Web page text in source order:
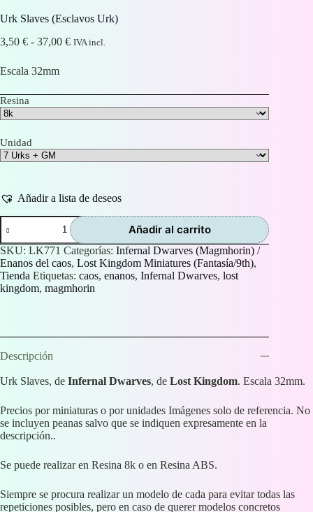
Urk Slaves (Esclavos Urk)
3,50 € - 37,00 €Rango
IVA incl.
Escala 32mm
Resina
Unidad
Añadir a lista de deseos
Urk
Slaves
(Esclavos
Urk)
cantidad
Añadir al carrito
SKU: LK771 Categorías: Infernal Dwarves (Magmhorin) /
Enanos del caos, Lost Kingdom Miniatures (Fantasía/9th),
Tienda Etiquetas: caos, enanos, Infernal Dwarves, lost
kingdom, magmhorin
Descripción
Urk Slaves, de Infernal Dwarves, de Lost Kingdom. Escala 32mm.
Precios por miniaturas o por unidades Imágenes solo de referencia. No
se incluyen peanas salvo que se indiquen expresamente en la
descripción..
Se puede realizar en Resina 8k o en Resina ABS.
Siempre se procura realizar un modelo de cada para evitar todas las
repeticiones posibles, pero en caso de querer modelos concretos